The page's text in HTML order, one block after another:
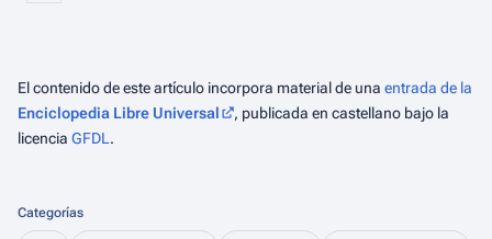
El contenido de este artículo incorpora material de una entrada de la
Enciclopedia Libre Universal
, publicada en castellano bajo la
licencia GFDL.
Categorías